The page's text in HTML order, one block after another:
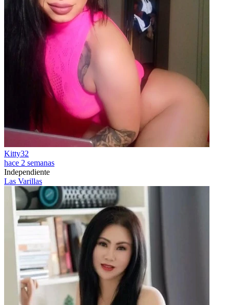
Kitty32
hace 2 semanas
Independiente
Las Varillas